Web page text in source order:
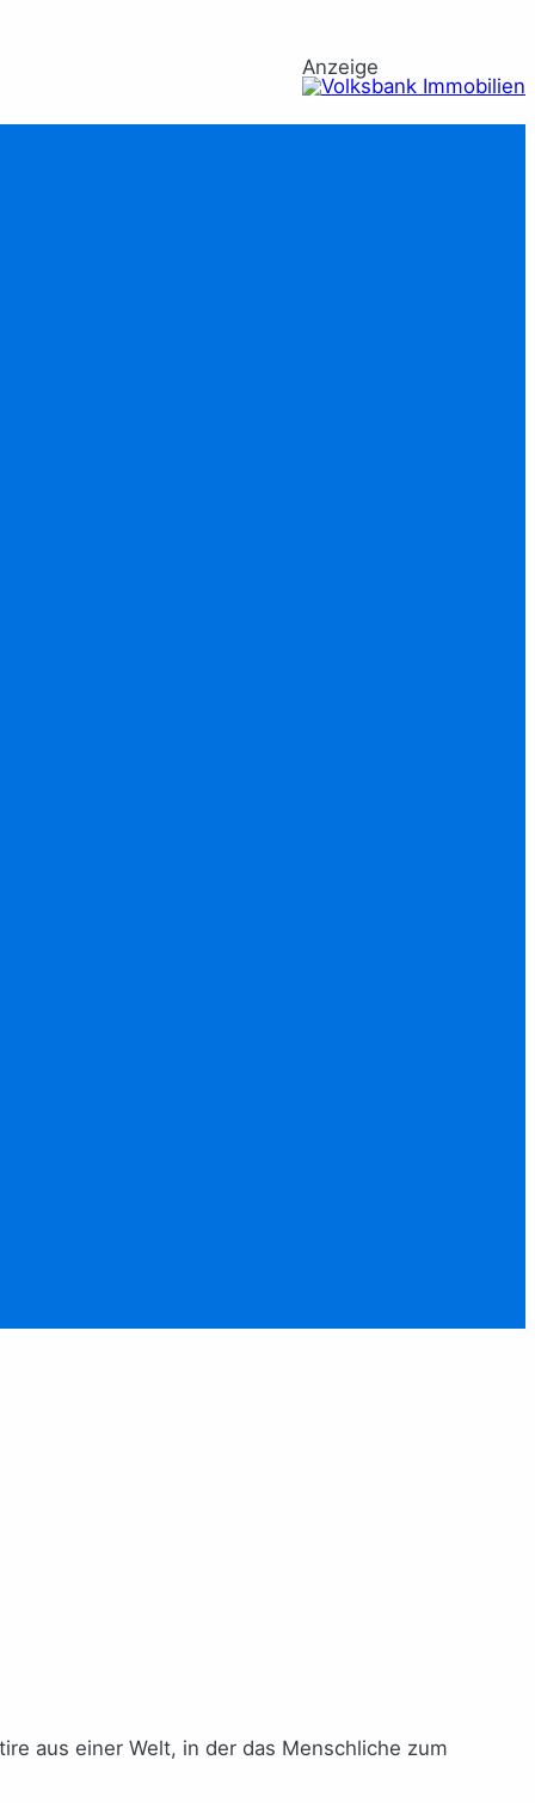
Anzeige
aus einer Welt, in der das Menschliche zum